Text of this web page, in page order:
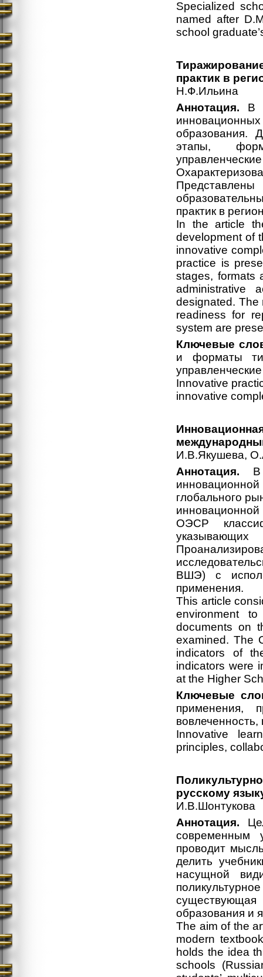
Specialized
named after
school
практик в
Н.Ф.Ильина
Аннотация. В
образования.
этапы,
практик в
In the article
development of
innovative
practice is
stages, formats
administrative
designated. The
readiness for
system are
Ключевые
и форматы
Innovative
innovative
И.В.Якушева,
Аннотация. В
глобального
ОЭСР
ВШЭ) с
применения.
This article
environment
documents on
examined. The
indicators of
indicators were
at the Higher
Ключевые
применения,
Innovative
principles,
русскому
И.В.Шонтукова
Аннотация.
современным
проводит
делить
насущной
образования и
The aim of the
modern
holds the idea
schools